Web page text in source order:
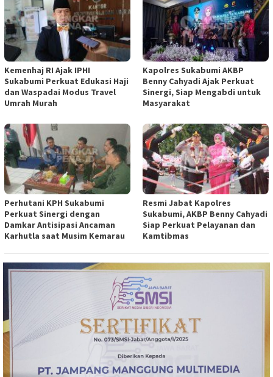
Kemenhaj RI Ajak IPHI
Sukabumi Perkuat Edukasi Haji
dan Waspadai Modus Travel
Umrah Murah
Kapolres Sukabumi AKBP
Benny Cahyadi Ajak Perkuat
Sinergi, Siap Mengabdi untuk
Masyarakat
Perhutani KPH Sukabumi
Perkuat Sinergi dengan
Damkar Antisipasi Ancaman
Karhutla saat Musim Kemarau
Resmi Jabat Kapolres
Sukabumi, AKBP Benny Cahyadi
Siap Perkuat Pelayanan dan
Kamtibmas